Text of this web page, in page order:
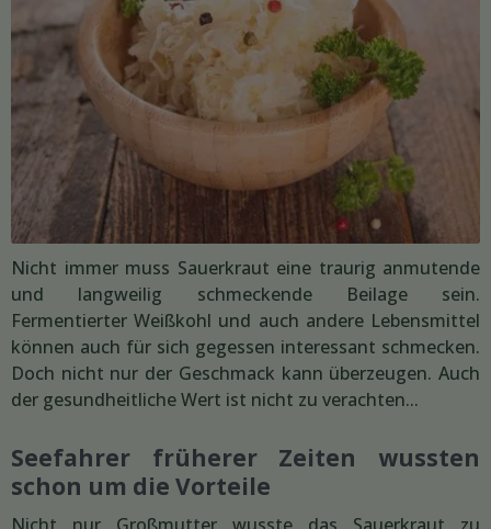
Nicht immer muss Sauerkraut eine traurig anmutende
und langweilig schmeckende Beilage sein.
Fermentierter Weißkohl und auch andere Lebensmittel
können auch für sich gegessen interessant schmecken.
Doch nicht nur der Geschmack kann überzeugen. Auch
der gesundheitliche Wert ist nicht zu verachten...
Seefahrer früherer Zeiten wussten
schon um die Vorteile